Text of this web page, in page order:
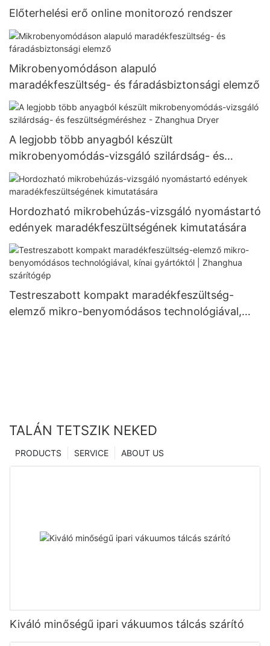
Előterhelési erő online monitorozó rendszer
Mikrobenyomódáson alapuló
maradékfeszültség- és fáradásbiztonsági elemző
A legjobb több anyagból készült
mikrobenyomódás-vizsgáló szilárdság- és
feszültségméréshez - Zhanghua Dryer
Hordozható mikrobehúzás-vizsgáló nyomástartó
edények maradékfeszültségének kimutatására
Testreszabott kompakt maradékfeszültség-
elemző mikro-benyomódásos technológiával,
TALÁN TETSZIK NEKED
ABOUT US
SERVICE
PRODUCTS
Kiváló minőségű ipari vákuumos tálcás szárító